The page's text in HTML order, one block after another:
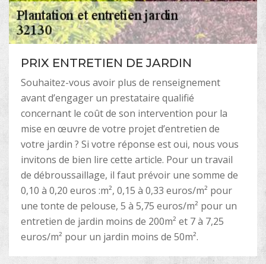
PRIX ENTRETIEN DE JARDIN
Souhaitez-vous avoir plus de renseignement
avant d’engager un prestataire qualifié
concernant le coût de son intervention pour la
mise en œuvre de votre projet d’entretien de
votre jardin ? Si votre réponse est oui, nous vous
invitons de bien lire cette article. Pour un travail
de débroussaillage, il faut prévoir une somme de
0,10 à 0,20 euros :m², 0,15 à 0,33 euros/m² pour
une tonte de pelouse, 5 à 5,75 euros/m² pour un
entretien de jardin moins de 200m² et 7 à 7,25
euros/m² pour un jardin moins de 50m².